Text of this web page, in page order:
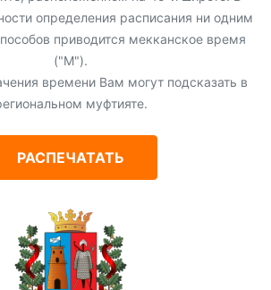
определения расписания ни одним
приводится мекканское время
("М").
времени Вам могут подсказать в
муфтияте.
РАСПЕЧАТАТЬ